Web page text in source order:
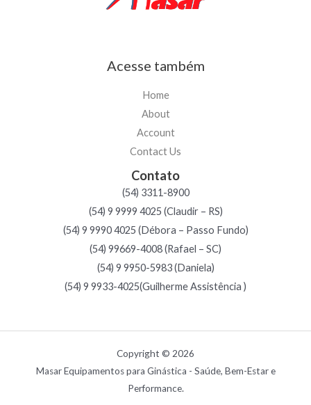
Acesse também
Home
About
Account
Contact Us
Contato
(54) 3311-8900
(54) 9 9999 4025 (Claudir – RS)
(54) 9 9990 4025 (Débora – Passo Fundo)
(54) 99669-4008 (Rafael – SC)
(54) 9 9950-5983 (Daniela)
(54) 9 9933-4025(Guilherme Assistência )
Copyright © 2026
Masar Equipamentos para Ginástica - Saúde, Bem-Estar e
Performance.